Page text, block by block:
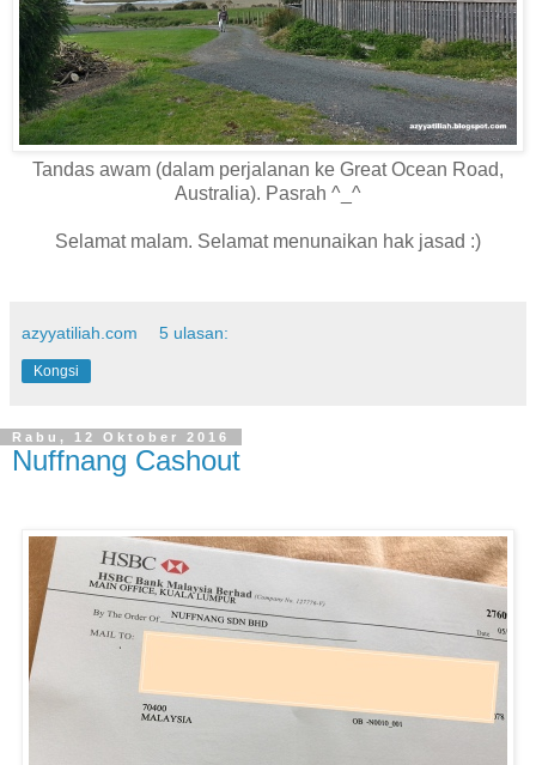
Tandas awam (dalam perjalanan ke Great Ocean Road,
Australia). Pasrah ^_^
Selamat malam. Selamat menunaikan hak jasad :)
azyyatiliah.com 5 ulasan:
Kongsi
Rabu, 12 Oktober 2016
Nuffnang Cashout